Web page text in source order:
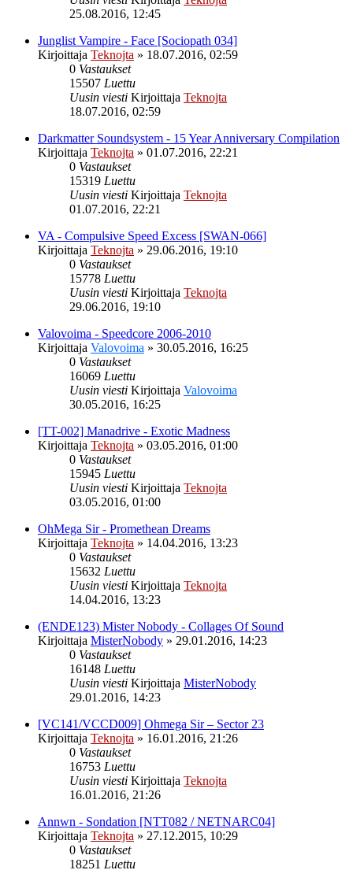
25.08.2016, 12:45
Junglist Vampire - Face [Sociopath 034]
Kirjoittaja Teknojta » 18.07.2016, 02:59
0 Vastaukset
15507 Luettu
Uusin viesti Kirjoittaja Teknojta
18.07.2016, 02:59
Darkmatter Soundsystem - 15 Year Anniversary Compilation
Kirjoittaja Teknojta » 01.07.2016, 22:21
0 Vastaukset
15319 Luettu
Uusin viesti Kirjoittaja Teknojta
01.07.2016, 22:21
VA - Compulsive Speed Excess [SWAN-066]
Kirjoittaja Teknojta » 29.06.2016, 19:10
0 Vastaukset
15778 Luettu
Uusin viesti Kirjoittaja Teknojta
29.06.2016, 19:10
Valovoima - Speedcore 2006-2010
Kirjoittaja Valovoima » 30.05.2016, 16:25
0 Vastaukset
16069 Luettu
Uusin viesti Kirjoittaja Valovoima
30.05.2016, 16:25
[TT​-​002] Manadrive - Exotic Madness
Kirjoittaja Teknojta » 03.05.2016, 01:00
0 Vastaukset
15945 Luettu
Uusin viesti Kirjoittaja Teknojta
03.05.2016, 01:00
OhMega Sir - Promethean Dreams
Kirjoittaja Teknojta » 14.04.2016, 13:23
0 Vastaukset
15632 Luettu
Uusin viesti Kirjoittaja Teknojta
14.04.2016, 13:23
(ENDE123) Mister Nobody - Collages Of Sound
Kirjoittaja MisterNobody » 29.01.2016, 14:23
0 Vastaukset
16148 Luettu
Uusin viesti Kirjoittaja MisterNobody
29.01.2016, 14:23
[VC141/VCCD009] Ohmega Sir – Sector 23
Kirjoittaja Teknojta » 16.01.2016, 21:26
0 Vastaukset
16753 Luettu
Uusin viesti Kirjoittaja Teknojta
16.01.2016, 21:26
Annwn - Sondation [NTT082 / NETNARC04]
Kirjoittaja Teknojta » 27.12.2015, 10:29
0 Vastaukset
18251 Luettu